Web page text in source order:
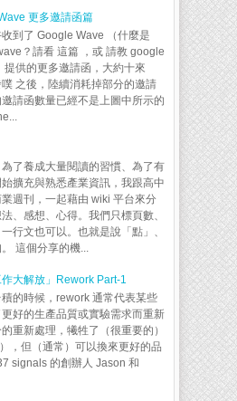
更多邀請函篇
到了 Google Wave （什麼是
？請看 這篇 ，或 請教 google
提供的更多邀請函，大約十來
之後，陸續消耗掉部分的邀請
請函數量已經不是上圖中所示的
了養成大量閱讀的習慣、為了有
擴充與熟悉產業資訊，我跟高中
週刊，一起藉由 wiki 平台來分
、感想、心得。我們只標頁數、
行文也可以。也就是說「點」、
。 這個分享的機...
大解放」Rework Part-1
積的時候，rework 通常代表某些
好的生產品質或實驗需求而重新
重新處理，犧牲了（很重要的）
，但（通常）可以換來更好的品
signals 的創辦人 Jason 和